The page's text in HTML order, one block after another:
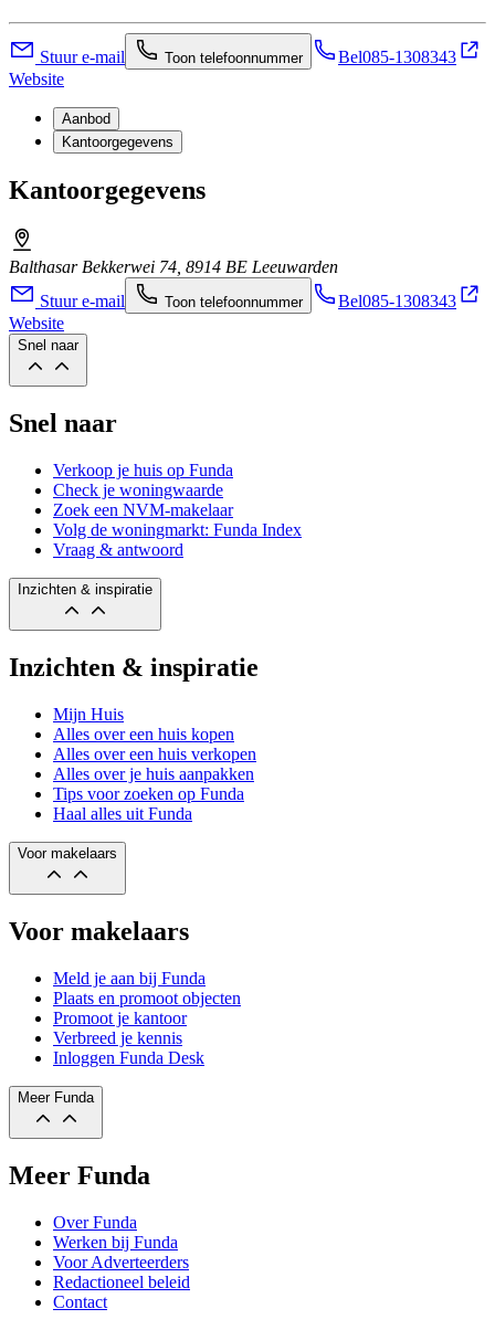
Stuur e-mail Toon telefoonnummer Bel085-1308343
Website
Aanbod
Kantoorgegevens
Kantoorgegevens
Balthasar Bekkerwei 74, 8914 BE Leeuwarden
Stuur e-mail
Toon telefoonnummer Bel085-1308343
Website
Snel naar
Snel naar
Verkoop je huis op Funda
Check je woningwaarde
Zoek een NVM-makelaar
Volg de woningmarkt: Funda Index
Vraag & antwoord
Inzichten & inspiratie
Inzichten & inspiratie
Mijn Huis
Alles over een huis kopen
Alles over een huis verkopen
Alles over je huis aanpakken
Tips voor zoeken op Funda
Haal alles uit Funda
Voor makelaars
Voor makelaars
Meld je aan bij Funda
Plaats en promoot objecten
Promoot je kantoor
Verbreed je kennis
Inloggen Funda Desk
Meer Funda
Meer Funda
Over Funda
Werken bij Funda
Voor Adverteerders
Redactioneel beleid
Contact